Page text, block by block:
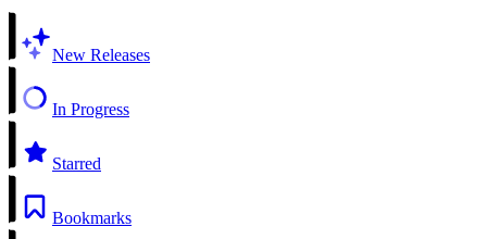
New Releases
In Progress
Starred
Bookmarks